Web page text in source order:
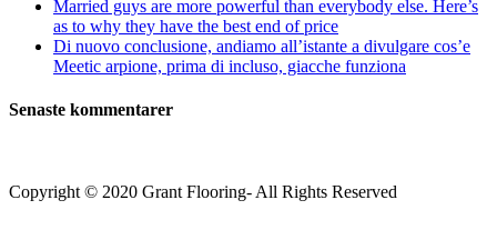
Married guys are more powerful than everybody else. Here’s
as to why they have the best end of price
Di nuovo conclusione, andiamo all’istante a divulgare cos’e
Meetic arpione, prima di incluso, giacche funziona
Senaste kommentarer
Copyright © 2020 Grant Flooring- All Rights Reserved